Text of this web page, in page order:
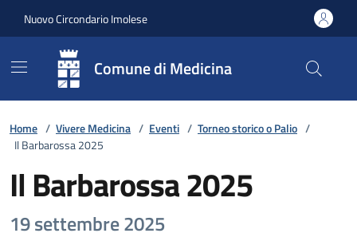
Nuovo Circondario Imolese
Comune di Medicina
Home / Vivere Medicina / Eventi / Torneo storico o Palio /
Il Barbarossa 2025
Il Barbarossa 2025
19 settembre 2025